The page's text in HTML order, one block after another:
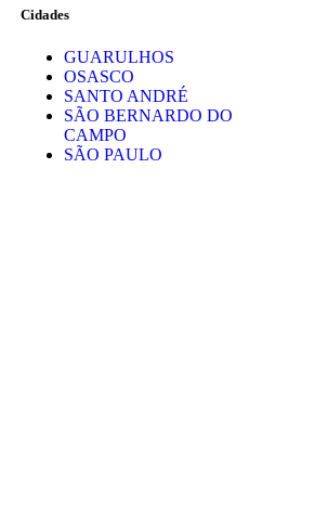
Cidades
GUARULHOS
OSASCO
SANTO ANDRÉ
SÃO BERNARDO DO
CAMPO
SÃO PAULO